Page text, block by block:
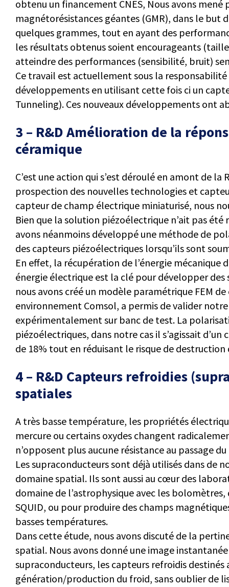
obtenu un financement CNES, Nous avons
magnétorésistances géantes (GMR), dans le
quelques grammes, tout en ayant des
les résultats obtenus soient encourageants
atteindre des performances (sensibilité, bruit)
Ce travail est actuellement sous la responsabilité
développements en utilisant cette fois ci un
Tunneling). Ces nouveaux développements ont
3 – R&D Amélioration de la
céramique
C’est une action qui s’est déroulé en amont de
prospection des nouvelles technologies et
capteur de champ électrique miniaturisé, nous
Bien que la solution piézoélectrique n’ait pas
avons néanmoins développé une méthode de
des capteurs piézoélectriques lorsqu’ils sont
En effet, la récupération de l’énergie
énergie électrique est la clé pour développer
nous avons créé un modèle paramétrique FEM
environnement Comsol, a permis de valider
expérimentalement sur banc de test. La
piézoélectriques, dans notre cas il s’agissait
de 18% tout en réduisant le risque de
4 – R&D Capteurs refroidies
spatiales
A très basse température, les propriétés
mercure ou certains oxydes changent
n’opposent plus aucune résistance au passage
Les supraconducteurs sont déjà utilisés dans de
domaine spatial. Ils sont aussi au cœur des
domaine de l’astrophysique avec les
SQUID, ou pour produire des champs
basses températures.
Dans cette étude, nous avons discuté de la
spatial. Nous avons donné une image
supraconducteurs, les capteurs refroidis
génération/production du froid, sans oublier de